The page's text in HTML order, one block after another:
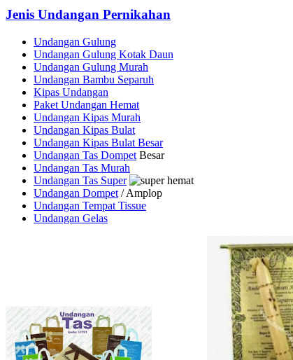
Jenis Undangan Pernikahan
Undangan Gulung
Undangan Gulung Kotak Daun
Undangan Gulung Murah
Undangan Bambu Separuh
Kipas Undangan
Paket Undangan Hemat
Undangan Kipas Murah
Undangan Kipas Bulat
Undangan Kipas Bulat Besar
Undangan Tas Dompet Besar
Undangan Tas Murah
Undangan Tas Super
Undangan Dompet / Amplop
Undangan Tempat Tissue
Undangan Gelas